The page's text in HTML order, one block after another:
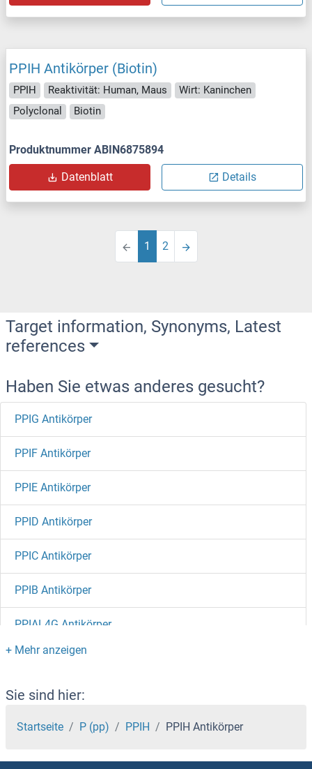
PPIH Antikörper (Biotin)
PPIH Reaktivität: Human, Maus
Wirt: Kaninchen
Polyclonal
Biotin
Produktnummer ABIN6875894
Datenblatt Details
1 2
Target information, Synonyms, Latest
references
Haben Sie etwas anderes gesucht?
PPIG Antikörper
PPIF Antikörper
PPIE Antikörper
PPID Antikörper
PPIC Antikörper
PPIB Antikörper
PPIAL4G Antikörper
PPIAL4A Antikörper
PPHLN1 Antikörper
PPFIBP2 Antikörper
PPFIBP1 Antikörper
Sie sind hier:
Startseite P (pp) PPIH PPIH Antikörper